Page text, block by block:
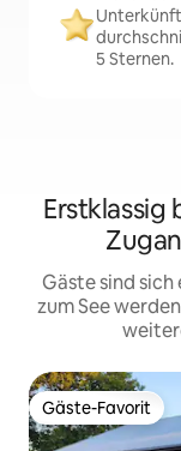
5 Sternen.
Gäste sind
zum See
Gäste-Favorit
Gäste-Favorit